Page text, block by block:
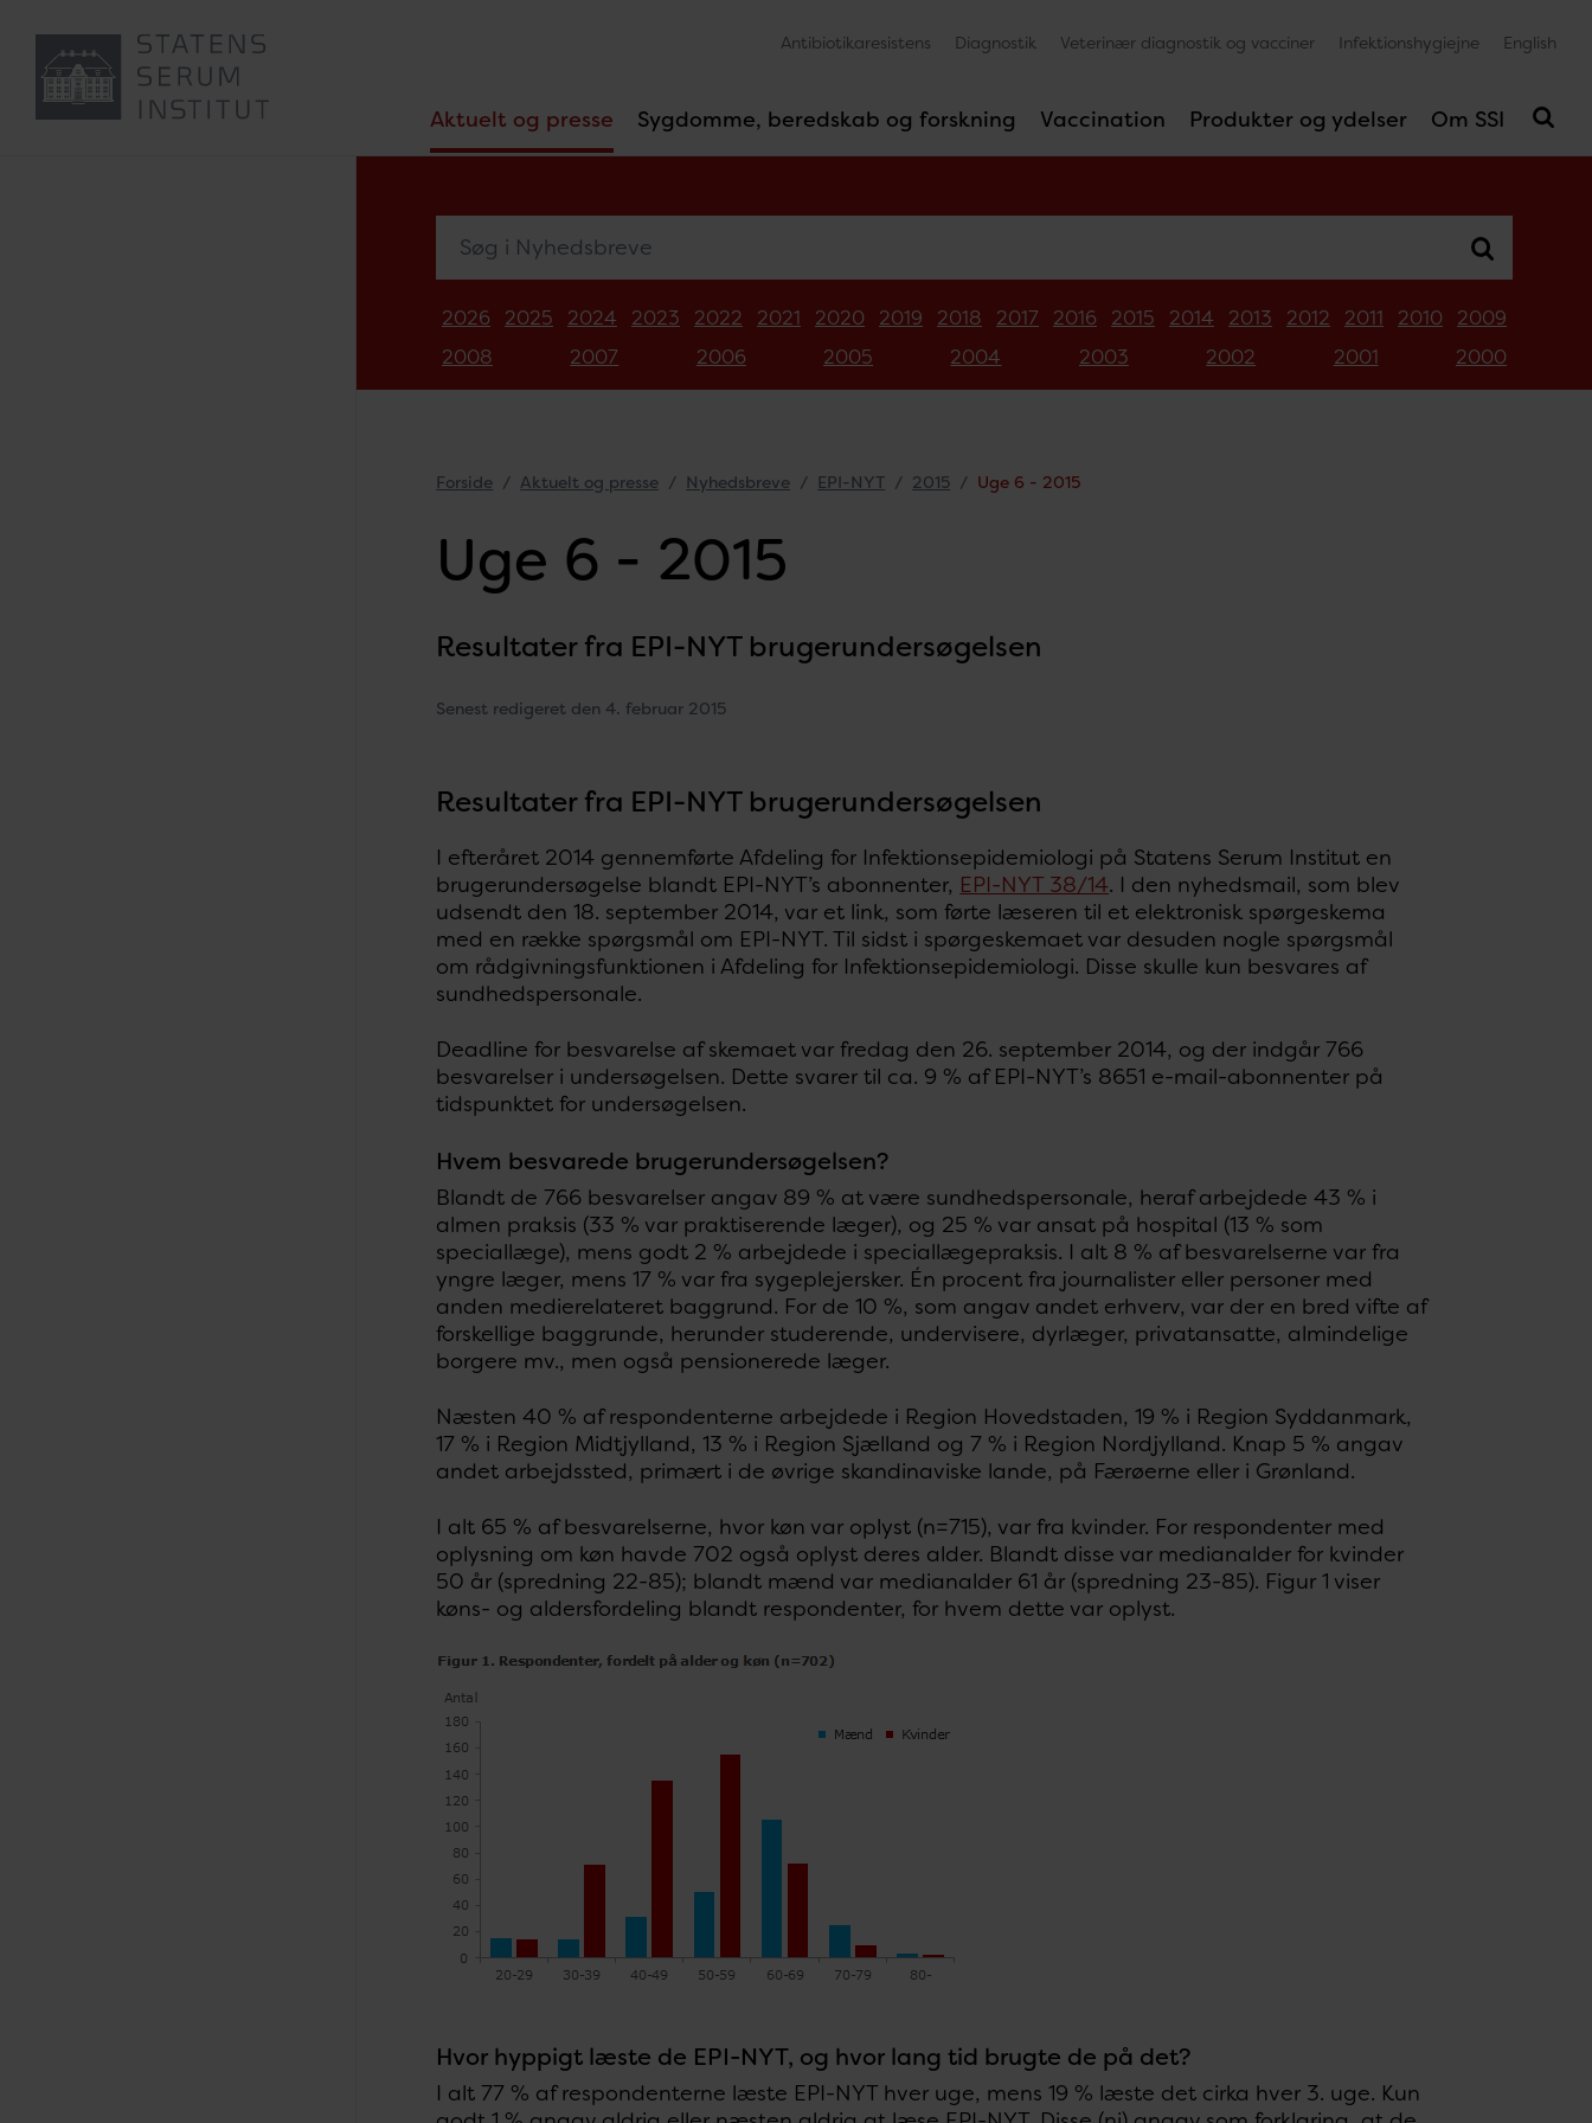
Aktuelt og presse Sygdomme, beredskab og forskning Vaccination Produkter og ydelser Om SSI
Antibiotikaresistens Diagnostik Veterinær diagnostik og vacciner Infektionshygiejne English
2026 2025 2024 2023 2022 2021 2020 2019 2018 2017 2016 2015 2014 2013 2012 2011 2010
2009
2008
2007 2006 2005 2004 2003 2002 2001 2000
Forside Aktuelt og presse Nyhedsbreve EPI-NYT 2015 Uge 6 - 2015
Uge 6 - 2015
Resultater fra EPI-NYT brugerundersøgelsen
Senest redigeret den 4. februar 2015
Resultater fra EPI-NYT brugerundersøgelsen
I efteråret 2014 gennemførte Afdeling for Infektionsepidemiologi på Statens Serum Institut en
brugerundersøgelse blandt EPI-NYT’s abonnenter, EPI-NYT 38/14. I den nyhedsmail, som blev
udsendt den 18. september 2014, var et link, som førte læseren til et elektronisk spørgeskema
med en række spørgsmål om EPI-NYT. Til sidst i spørgeskemaet var desuden nogle spørgsmål
om rådgivningsfunktionen i Afdeling for Infektionsepidemiologi. Disse skulle kun besvares af
sundhedspersonale.
Deadline for besvarelse af skemaet var fredag den 26. september 2014, og der indgår 766
besvarelser i undersøgelsen. Dette svarer til ca. 9 % af EPI-NYT’s 8651 e-mail-abonnenter på
tidspunktet for undersøgelsen.
Hvem besvarede brugerundersøgelsen?
Blandt de 766 besvarelser angav 89 % at være sundhedspersonale, heraf arbejdede 43 % i
almen praksis (33 % var praktiserende læger), og 25 % var ansat på hospital (13 % som
speciallæge), mens godt 2 % arbejdede i speciallægepraksis. I alt 8 % af besvarelserne var fra
yngre læger, mens 17 % var fra sygeplejersker. Én procent fra journalister eller personer med
anden medierelateret baggrund. For de 10 %, som angav andet erhverv, var der en bred vifte af
forskellige baggrunde, herunder studerende, undervisere, dyrlæger, privatansatte, almindelige
borgere mv., men også pensionerede læger.
Næsten 40 % af respondenterne arbejdede i Region Hovedstaden, 19 % i Region Syddanmark,
17 % i Region Midtjylland, 13 % i Region Sjælland og 7 % i Region Nordjylland. Knap 5 % angav
andet arbejdssted, primært i de øvrige skandinaviske lande, på Færøerne eller i Grønland.
I alt 65 % af besvarelserne, hvor køn var oplyst (n=715), var fra kvinder. For respondenter med
oplysning om køn havde 702 også oplyst deres alder. Blandt disse var medianalder for kvinder
50 år (spredning 22-85); blandt mænd var medianalder 61 år (spredning 23-85). Figur 1 viser
køns- og aldersfordeling blandt respondenter, for hvem dette var oplyst.
Hvor hyppigt læste de EPI-NYT, og hvor lang tid brugte de på det?
I alt 77 % af respondenterne læste EPI-NYT hver uge, mens 19 % læste det cirka hver 3. uge. Kun